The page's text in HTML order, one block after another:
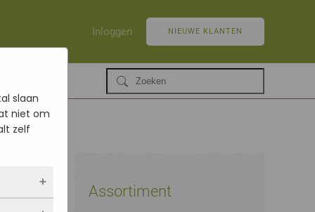
Inloggen NIEUWE KLANTEN
Assortiment
slaan
niet om
zelf